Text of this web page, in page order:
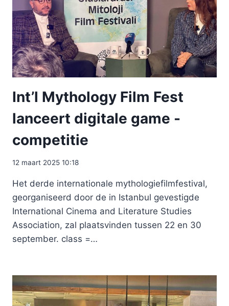
Int’l Mythology Film Fest
lanceert digitale game -
competitie
12 maart 2025 10:18
Het derde internationale mythologiefilmfestival,
georganiseerd door de in Istanbul gevestigde
International Cinema and Literature Studies
Association, zal plaatsvinden tussen 22 en 30
september. class =…